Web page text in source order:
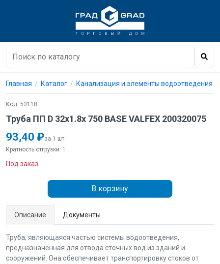
Главная Каталог Канализация и элементы водоотведения
Код: 53118
Труба ПП D 32х1.8х 750 BASE VALFEX 200320075
93,40 ₽за 1 шт
Кратность отгрузки: 1
Под заказ
В корзину
Описание Документы
Труба, являющаяся частью системы водоотведения,
предназначенная для отвода сточных вод из зданий и
сооружений. Она обеспечивает транспортировку стоков от